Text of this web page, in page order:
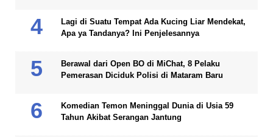
Lagi di Suatu Tempat Ada Kucing Liar Mendekat,
Apa ya Tandanya? Ini Penjelesannya
Berawal dari Open BO di MiChat, 8 Pelaku
Pemerasan Diciduk Polisi di Mataram Baru
Komedian Temon Meninggal Dunia di Usia 59
Tahun Akibat Serangan Jantung